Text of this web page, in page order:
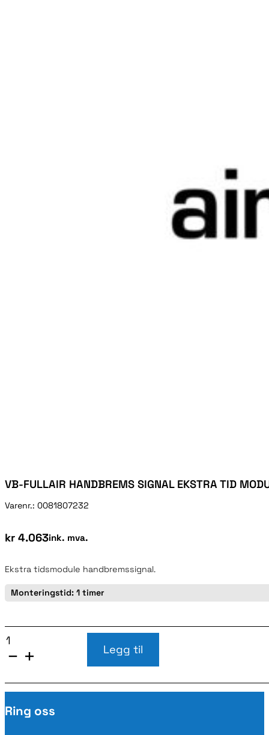
VB-FULLAIR HANDBREMS SIGNAL EKSTRA TID
Varenr.: 0081807232
kr 4.063ink. mva.
Ekstra tidsmodule handbremssignal.
Monteringstid: 1 timer
VB-
FULLAIR
HANDBREMS
EKSTRA
TID
CITROËN
Legg til
Ring oss